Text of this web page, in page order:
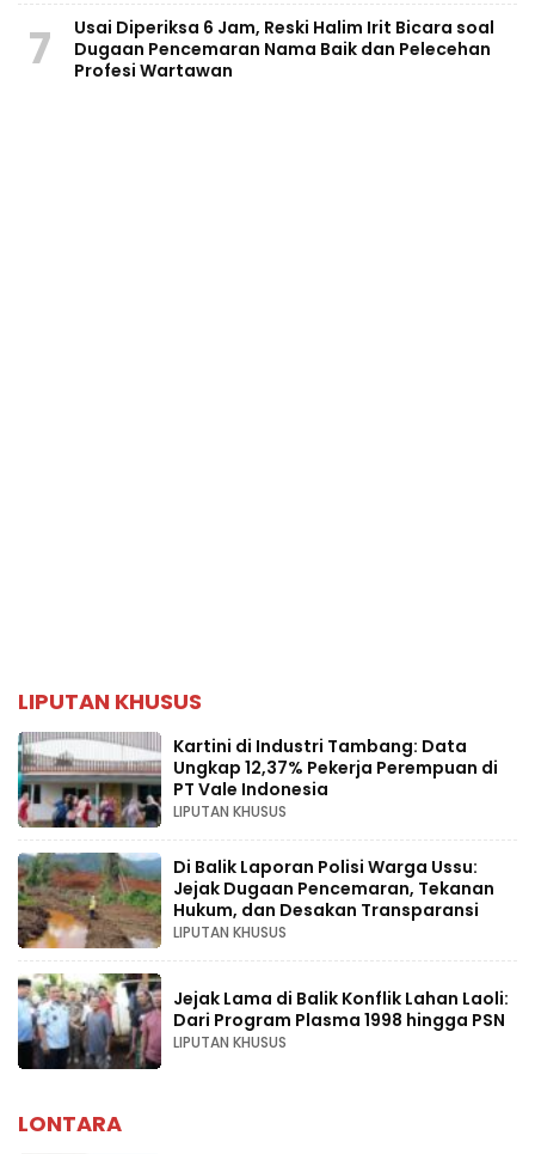
7
Usai Diperiksa 6 Jam, Reski Halim Irit Bicara soal
Dugaan Pencemaran Nama Baik dan Pelecehan
Profesi Wartawan
LIPUTAN KHUSUS
Kartini di Industri Tambang: Data
Ungkap 12,37% Pekerja Perempuan di
PT Vale Indonesia
LIPUTAN KHUSUS
Di Balik Laporan Polisi Warga Ussu:
Jejak Dugaan Pencemaran, Tekanan
Hukum, dan Desakan Transparansi
LIPUTAN KHUSUS
Jejak Lama di Balik Konflik Lahan Laoli:
Dari Program Plasma 1998 hingga PSN
LIPUTAN KHUSUS
LONTARA